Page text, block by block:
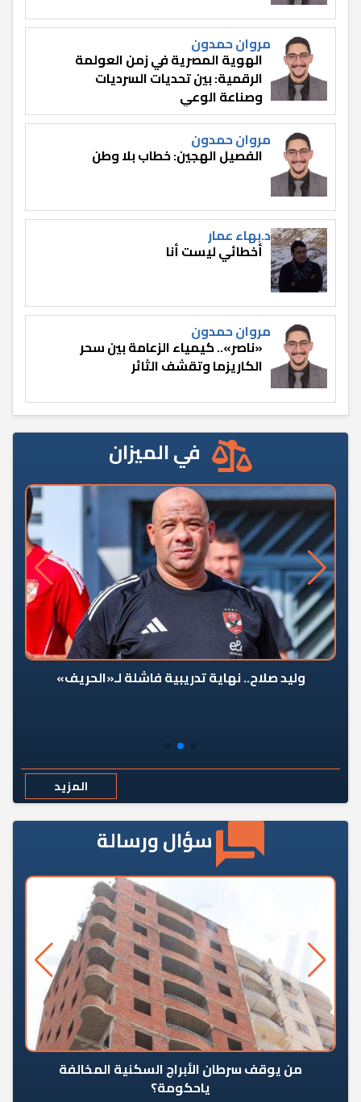
مروان حمدون
الهوية المصرية في زمن العولمة
الرقمية: بين تحديات السرديات
وصناعة الوعي
مروان حمدون
الفصيل الهجين: خطاب بلا وطن
د.بهاء عمار
أخطائي ليست أنا
مروان حمدون
«ناصر».. كيمياء الزعامة بين سحر
الكاريزما وتقشف الثائر
في الميزان
وليد صلاح.. نهاية تدريبية فاشلة لـ«الحريف»
المزيد
سؤال ورسالة
من يوقف سرطان الأبراج السكنية المخالفة
ياحكومة؟